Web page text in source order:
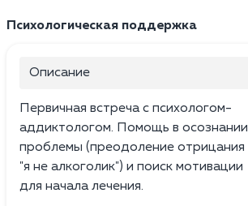
Психологическая поддержка
Описание
Первичная встреча с психологом-
аддиктологом. Помощь в осознании
проблемы (преодоление отрицания
"я не алкоголик") и поиск мотивации
для начала лечения.